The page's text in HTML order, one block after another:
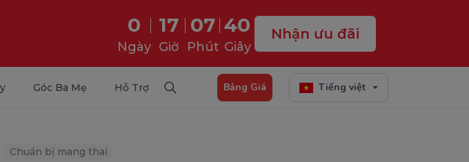
0
Ngày
17
Giờ
07
Phút
39
Giây
Nhận ưu đãi
Góc Ba Mẹ Hỗ Trợ Bảng Giá Tiếng việt
Chuẩn bị mang thai